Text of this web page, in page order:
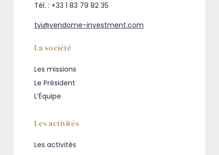
Tél. : +33 1 83 79 82 35
tvi@vendome-investment.com
La société
Les missions
Le Président
L’Équipe
Les activités
Les activités